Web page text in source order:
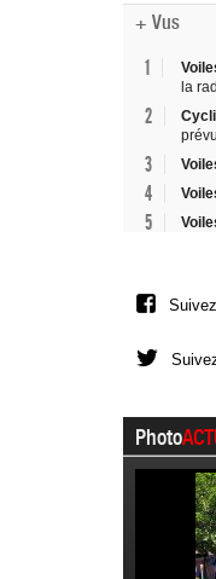
+ Vus
1
la
2
prévu
3
4
5
Photo